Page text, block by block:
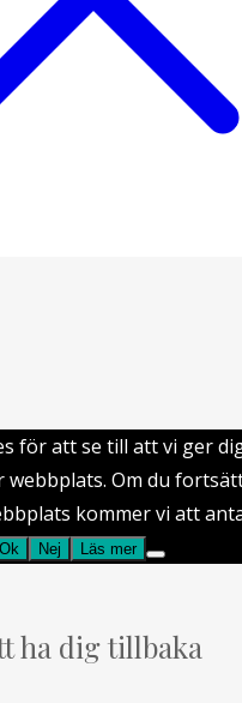
för att se till att vi ger
webbplats. Om du
kommer vi att
Ok Nej Läs mer
ha dig tillbaka